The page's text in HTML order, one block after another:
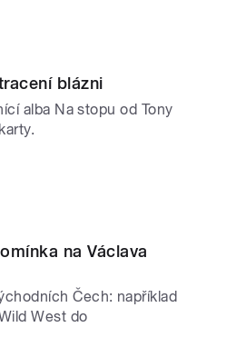
blázni
alba Na stopu od Tony
na Václava
Čech: například
West do